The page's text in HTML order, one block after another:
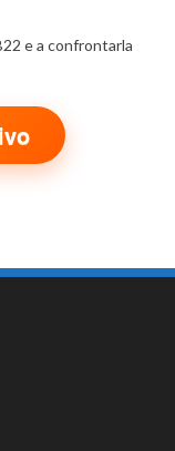
e a confrontarla